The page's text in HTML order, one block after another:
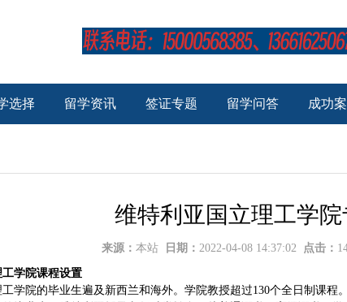
选择 留学资讯 签证专题 留学问答 成功
维特利亚国立理工学
来源： 本站 日期： 2022-04-08 14:37:02 点击：
学院课程设置
学院的毕业生遍及新西兰和海外。学院教授超过130个全日制课